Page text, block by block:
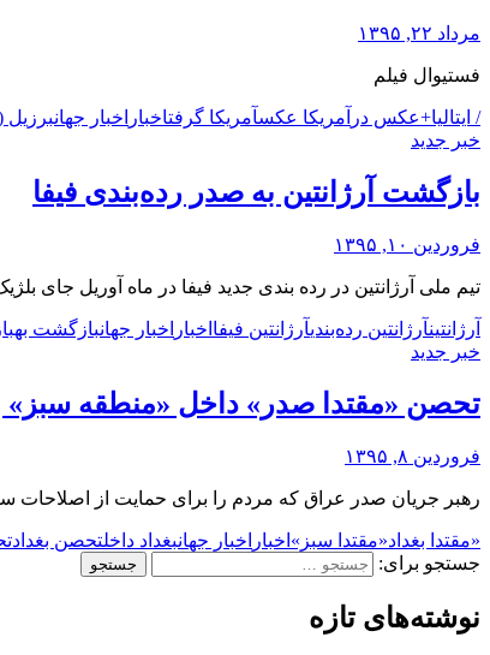
مرداد ۲۲, ۱۳۹۵
فستیوال فیلم
/ ایتالیا+عکس در آمریکا عکسآمریکا گرفتاخبار اخبار جهان
خبر جدید
بازگشت آرژانتین به صدر رده‌بندی فیفا
فروردین ۱۰, ۱۳۹۵
تیم ملی آرژانتین در رده بندی جدید فیفا در ماه آوریل جای
آرژانتینآرژانتین رده‌بندیآرژانتین فیفا اخبار اخبار جهانبازگشت به
خبر جدید
تحصن «مقتدا صدر» داخل «منطقه سبز»
فروردین ۸, ۱۳۹۵
رهبر جریان صدر عراق که مردم را برای حمایت از
«مقتدا بغداد«مقتدا سبز» اخبار اخبار جهانبغداد داخلتحصن بغداد
جستجو برای:
نوشته‌های تازه